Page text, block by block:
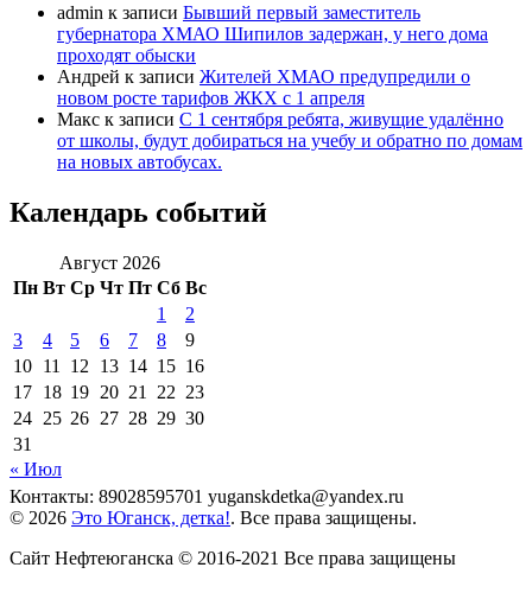
admin к записи Бывший первый заместитель
губернатора ХМАО Шипилов задержан, у него дома
проходят обыски
Андрей к записи Жителей ХМАО предупредили о
новом росте тарифов ЖКХ с 1 апреля
Макс к записи С 1 сентября ребята, живущие удалённо
от школы, будут добираться на учебу и обратно по домам
на новых автобусах.
Календарь событий
Август 2026
Пн Вт Ср Чт Пт Сб Вс
1
2
3
4 5 6 7 8
9
10 11 12 13 14 15 16
17 18 19 20 21 22 23
24 25 26 27 28 29 30
31
« Июл
Контакты: 89028595701 yuganskdetka@yandex.ru
© 2026 Это Юганск, детка!. Все права защищены.
Сайт Нефтеюганска © 2016-2021 Все права защищены